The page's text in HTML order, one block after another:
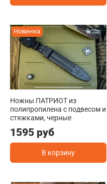
Новинка
Ножны ПАТРИОТ из
полипропилена с подвесом и
стяжками, черные
1595 руб
В корзину